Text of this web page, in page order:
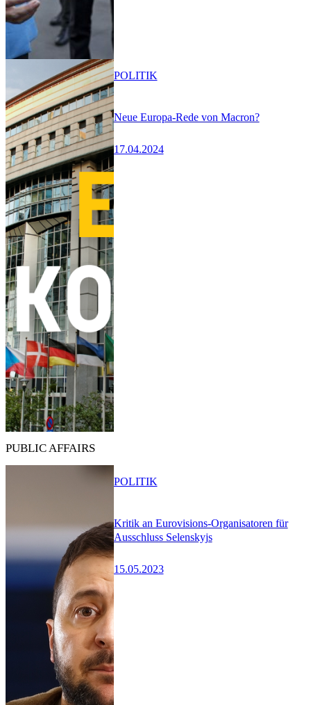
Neue Europa-Rede von Macron?
17.04.2024
POLITIK
PUBLIC AFFAIRS
Kritik an Eurovisions-Organisatoren für
Ausschluss Selenskyjs
15.05.2023
POLITIK